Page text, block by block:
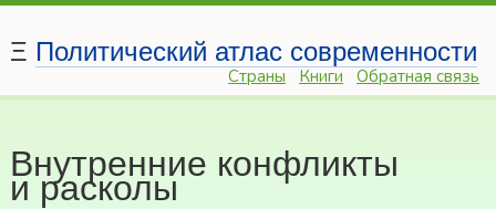
Ξ Политический атлас современности
Страны Книги Обратная связь
Внутренние конфликты
и расколы